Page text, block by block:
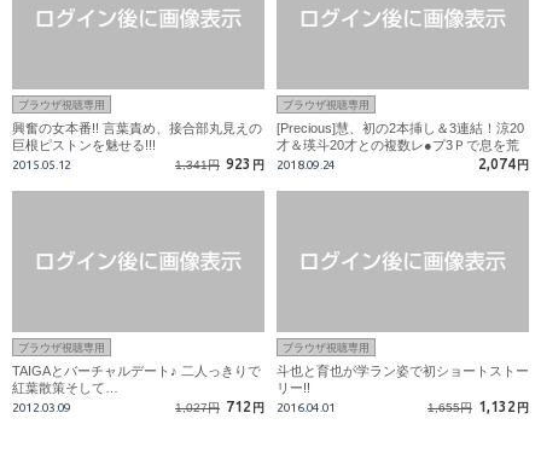
ブラウザ視聴専用
興奮の女本番!! 言葉責め、接合部丸見えの
巨根ピストンを魅せる!!!
2015.05.12 1,341円 923 円
ブラウザ視聴専用
[Precious]慧、初の2本挿し＆3連結！涼20
才＆瑛斗20才との複数レ●プ3Ｐで息を荒
げて激喘ぎ！
2018.09.24 2,074 円
ブラウザ視聴専用
TAIGAとバーチャルデート♪ 二人っきりで
紅葉散策そして…
2012.03.09 1,027円 712 円
ブラウザ視聴専用
斗也と育也が学ラン姿で初ショートストー
リー!!
2016.04.01 1,655円 1,132 円